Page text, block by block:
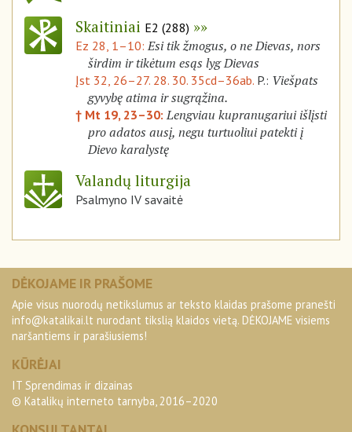
Skaitiniai E2 (288)
Ez 28, 1–10:Esi tik žmogus, o ne Dievas, nors
širdim ir tikėtum esąs lyg Dievas
Įst 32, 26–27. 28. 30. 35cd–36ab. P.: Viešpats
gyvybę atima ir sugrąžina.
† Mt 19, 23–30:Lengviau kupranugariui išlįsti
pro adatos ausį, negu turtuoliui patekti į
Dievo karalystę
Valandų liturgija
Psalmyno IV savaitė
DĖKOJAME IR PRAŠOME
Apie visus nuorodų netikslumus ar teksto klaidas prašome pranešti
info@katalikai.lt nurodant tikslią klaidos vietą. DĖKOJAME visiems
naršantiems ir parašiusiems!
KŪRĖJAI
IT Sprendimas ir dizainas
© Katalikų interneto tarnyba, 2016–2020